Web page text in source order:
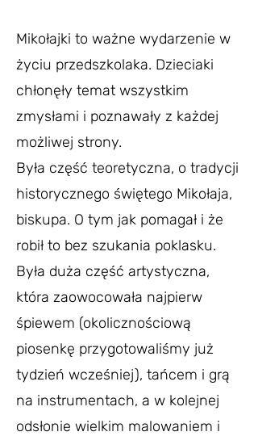
Mikołajki to ważne wydarzenie w
życiu przedszkolaka. Dzieciaki
chłonęły temat wszystkim
zmysłami i poznawały z każdej
możliwej strony.
Była część teoretyczna, o tradycji
historycznego świętego Mikołaja,
biskupa. O tym jak pomagał i że
robił to bez szukania poklasku.
Była duża część artystyczna,
która zaowocowała najpierw
śpiewem (okolicznościową
piosenkę przygotowaliśmy już
tydzień wcześniej), tańcem i grą
na instrumentach, a w kolejnej
odsłonie wielkim malowaniem i